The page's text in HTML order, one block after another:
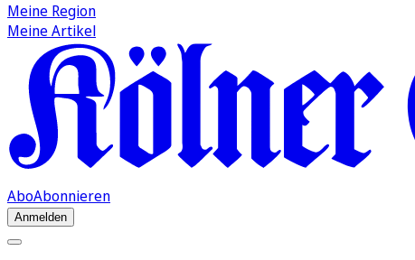
Meine Region
Meine Artikel
AboAbonnieren
Anmelden